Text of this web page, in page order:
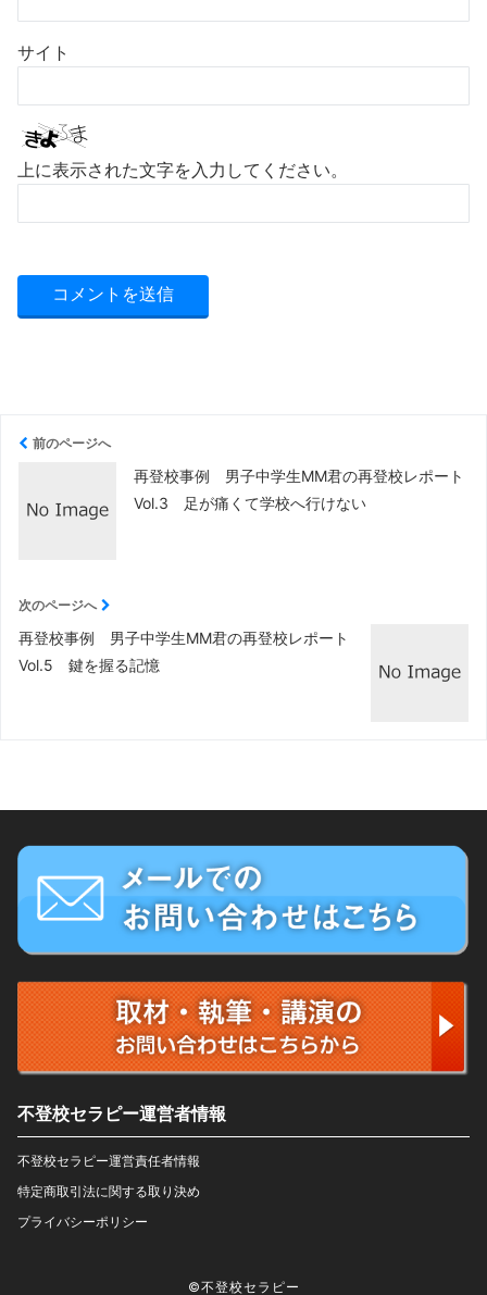
サイト
上に表示された文字を入力してください。
前のページへ
再登校事例 男子中学生MM君の再登校レポート
Vol.3 足が痛くて学校へ行けない
次のページへ
再登校事例 男子中学生MM君の再登校レポート
Vol.5 鍵を握る記憶
不登校セラピー運営者情報
不登校セラピー運営責任者情報
特定商取引法に関する取り決め
プライバシーポリシー
©不登校セラピー